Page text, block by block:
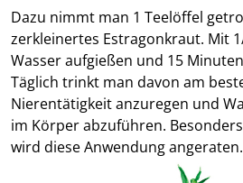
Dazu nimmt man 1 Teelöffel
zerkleinertes Estragonkraut. Mit
Wasser aufgießen und 15
Täglich trinkt man davon am
Nierentätigkeit anzuregen und
im Körper abzuführen.
wird diese Anwendung angeraten.